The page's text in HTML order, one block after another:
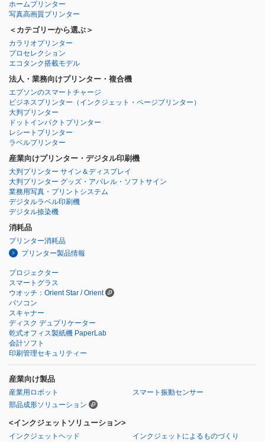
ホームプリンター
写真高画質プリンター
＜カテゴリーから選ぶ＞
カラリオプリンター
プロセレクション
エコタンク搭載モデル
法人・業務向けプリンター・複合機
エプソンのスマートチャージ
ビジネスプリンター （インクジェット・ページプリンター）
大判プリンター
ドットインパクトプリンター
レシートプリンター
ラベルプリンター
産業向けプリンター・デジタル印刷機
大判プリンター サイン＆ディスプレイ
大判プリンター グッズ・アパレル・ソフトサイン
業務用写真・プリントシステム
デジタルラベル印刷機
デジタル捺染機
消耗品
プリンター消耗品
プリンター製品情報
プロジェクター
スマートグラス
ウオッチ：Orient Star / Orient
パソコン
スキャナー
ディスク デュプリケーター
乾式オフィス製紙機 PaperLab
会計ソフト
印刷管理セキュリティー
産業向け製品
産業用ロボット
スマート振動センサー
部品成形ソリューション
<インクジェットソリューション>
インクジェットヘッド インクジェットによるものづくり